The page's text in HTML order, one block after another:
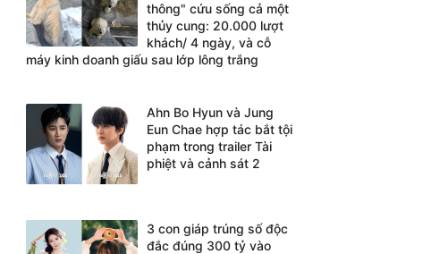
thông" cứu sống cả một
thủy cung: 20.000 lượt
khách/ 4 ngày, và cỗ
máy kinh doanh giấu sau lớp lông trắng
Ahn Bo Hyun và Jung
Eun Chae hợp tác bắt tội
phạm trong trailer Tài
phiệt và cảnh sát 2
3 con giáp trúng số độc
đắc đúng 300 tỷ vào